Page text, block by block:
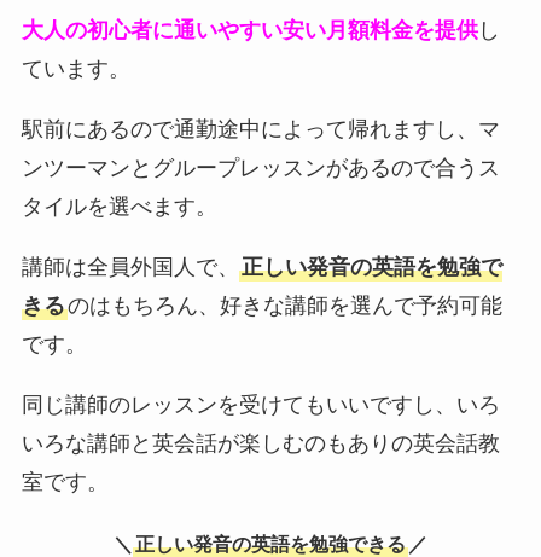
大人の初心者に通いやすい安い月額料金を提供し
ています。
駅前にあるので通勤途中によって帰れますし、マ
ンツーマンとグループレッスンがあるので合うス
タイルを選べます。
講師は全員外国人で、 正しい発音の英語を勉強で
きるのはもちろん、好きな講師を選んで予約可能
です。
同じ講師のレッスンを受けてもいいですし、いろ
いろな講師と英会話が楽しむのもありの英会話教
室です。
＼ 正しい発音の英語を勉強できる ／